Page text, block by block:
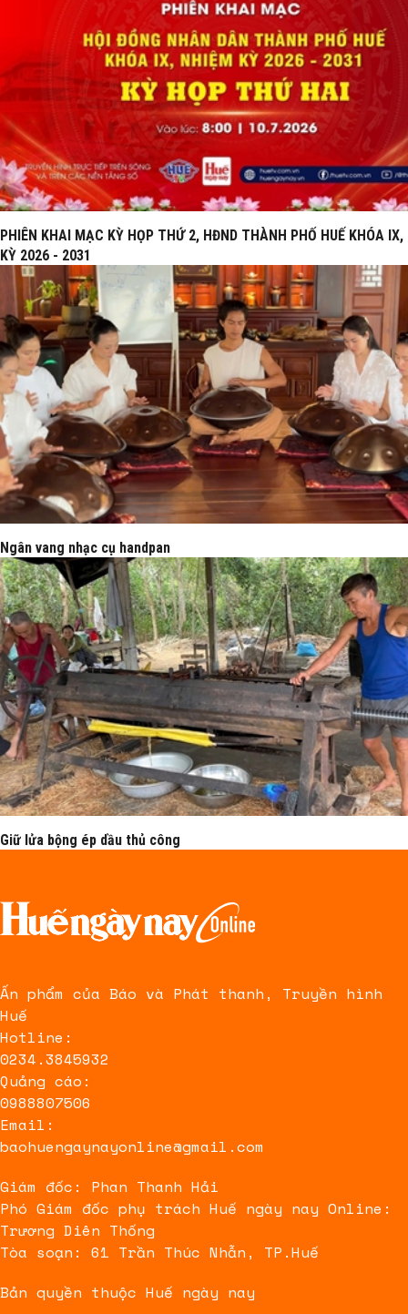
PHIÊN KHAI MẠC KỲ HỌP THỨ 2, HĐND THÀNH PHỐ HUẾ KHÓA IX,
KỲ 2026 - 2031
Ngân vang nhạc cụ handpan
Giữ lửa bộng ép dầu thủ công
Ấn phẩm của Báo và Phát thanh, Truyền hình
Huế
Hotline:
0234.3845932
Quảng cáo:
0988807506
Email:
baohuengaynayonline@gmail.com
Giám đốc: Phan Thanh Hải
Phó Giám đốc phụ trách Huế ngày nay Online:
Trương Diên Thống
Tòa soạn: 61 Trần Thúc Nhẫn, TP.Huế
Bản quyền thuộc Huế ngày nay